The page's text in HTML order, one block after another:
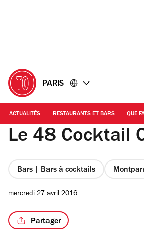
PARIS
ACTUALITÉS RESTAURANTS ET BARS QUE
Le 48 Cocktail
Bars | Bars à cocktails
mercredi 27 avril 2016
Partager